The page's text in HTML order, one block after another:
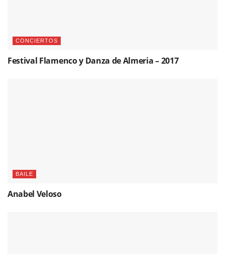
CONCIERTOS
Festival Flamenco y Danza de Almeria – 2017
BAILE
Anabel Veloso